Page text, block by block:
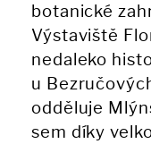
botanické
Výstaviště
nedaleko
u
odděluje
sem díky